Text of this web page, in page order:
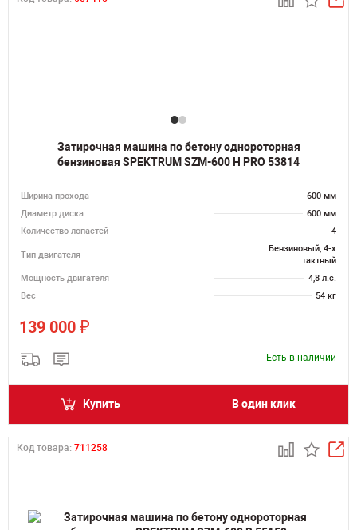
Затирочная машина по бетону однороторная
бензиновая SPEKTRUM SZM-600 H PRO 53814
Ширина прохода
600 мм
Диаметр диска
600 мм
Количество лопастей
4
Тип двигателя
Бензиновый, 4-х
тактный
Мощность двигателя
4,8 л.с.
Вес
54 кг
139 000 ₽
Есть в наличии
Купить В один клик
Код товара: 711258